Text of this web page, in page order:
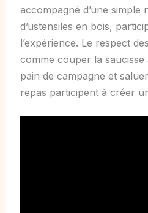
accompagné d’une simple
d’ustensiles en bois,
l’expérience. Le respect
comme couper la
pain de campagne et
repas participent à créer